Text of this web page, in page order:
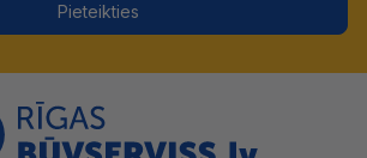
Pieteikties